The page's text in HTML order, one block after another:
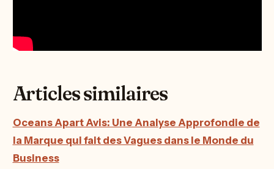
Articles similaires
Oceans Apart Avis: Une Analyse Approfondie de
la Marque qui fait des Vagues dans le Monde du
Business